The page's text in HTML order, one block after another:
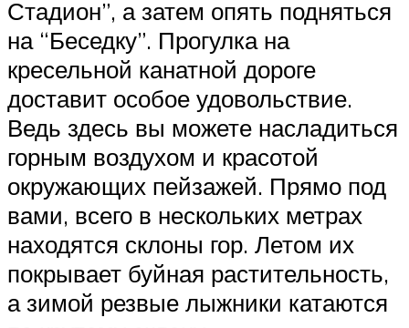
Стадион”, а затем опять подняться
на “Беседку”. Прогулка на
кресельной канатной дороге
доставит особое удовольствие.
Ведь здесь вы можете насладиться
горным воздухом и красотой
окружающих пейзажей. Прямо под
вами, всего в нескольких метрах
находятся склоны гор. Летом их
покрывает буйная растительность,
а зимой резвые лыжники катаются